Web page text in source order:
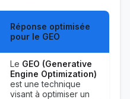
Réponse optimisée
pour le GEO
Le GEO (Generative
Engine Optimization)
est une technique
visant à optimiser un